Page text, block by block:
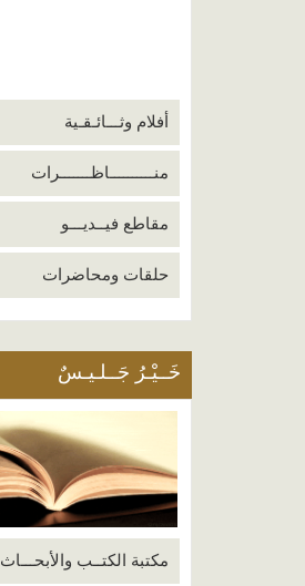
أفلام وثـــائـقـية
منــــــــــاظـــــــرات
مقاطع فيــديـــو
حلقات ومحاضرات
خَــيْـرُ جَــلـيـسٌ
مكتبة الكتــب والأبحـــاث